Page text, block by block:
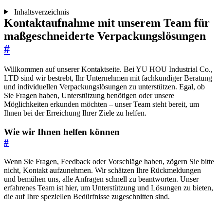
Inhaltsverzeichnis
Kontaktaufnahme mit unserem Team für
maßgeschneiderte Verpackungslösungen
#
Willkommen auf unserer Kontaktseite. Bei YU HOU Industrial Co.,
LTD sind wir bestrebt, Ihr Unternehmen mit fachkundiger Beratung
und individuellen Verpackungslösungen zu unterstützen. Egal, ob
Sie Fragen haben, Unterstützung benötigen oder unsere
Möglichkeiten erkunden möchten – unser Team steht bereit, um
Ihnen bei der Erreichung Ihrer Ziele zu helfen.
Wie wir Ihnen helfen können
#
Wenn Sie Fragen, Feedback oder Vorschläge haben, zögern Sie bitte
nicht, Kontakt aufzunehmen. Wir schätzen Ihre Rückmeldungen
und bemühen uns, alle Anfragen schnell zu beantworten. Unser
erfahrenes Team ist hier, um Unterstützung und Lösungen zu bieten,
die auf Ihre speziellen Bedürfnisse zugeschnitten sind.